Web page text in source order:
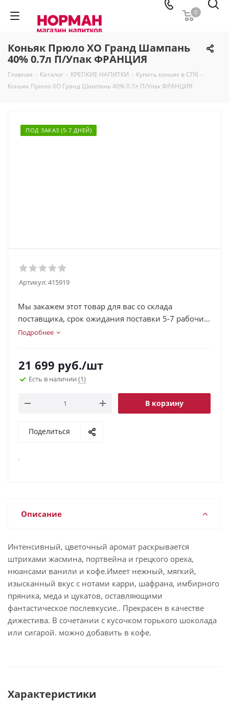
0
Коньяк Прюло ХО Гранд Шампань
40% 0.7л П/Упак ФРАНЦИЯ
Главная - Каталог - КРЕПКИЕ НАПИТКИ - Купить коньяк в СПб -
Коньяк Прюло ХО Гранд Шампань 40% 0.7л П/Упак ФРАНЦИЯ
ПОД ЗАКАЗ (5-7 ДНЕЙ)
Артикул:415919
Мы закажем этот товар для вас со склада
поставщика, срок ожидания поставки 5-7 рабочих
дней.
Подробнее
21 699 руб./шт
Есть в наличии (1)
В корзину
Поделиться
.
Описание
Интенсивный, цветочный аромат раскрывается
штрихами жасмина, портвейна и грецкого ореха,
нюансами ванили и кофе.Имеет нежный, мягкий,
изысканный вкус с нотами карри, шафрана, имбирного
пряника, меда и цукатов, оставляющими
фантастическое послевкусие.. Прекрасен в качестве
дижестива. В сочетании с кусочком горького шоколада
или сигарой. можно добавить в кофе.
Характеристики